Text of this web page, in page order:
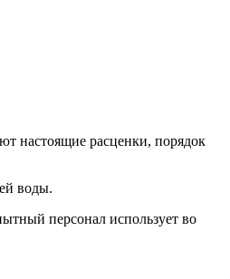
настоящие расценки, порядок
воды.
персонал использует во